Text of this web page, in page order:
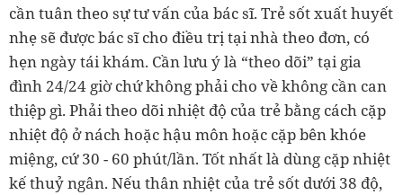
cần tuân theo sự tư vấn của bác sĩ. Trẻ sốt xuất huyết
nhẹ sẽ được bác sĩ cho điều trị tại nhà theo đơn, có
hẹn ngày tái khám. Cần lưu ý là “theo dõi” tại gia
đình 24/24 giờ chứ không phải cho về không cần can
thiệp gì. Phải theo dõi nhiệt độ của trẻ bằng cách cặp
nhiệt độ ở nách hoặc hậu môn hoặc cặp bên khóe
miệng, cứ 30 - 60 phút/lần. Tốt nhất là dùng cặp nhiệt
kế thuỷ ngân. Nếu thân nhiệt của trẻ sốt dưới 38 độ,